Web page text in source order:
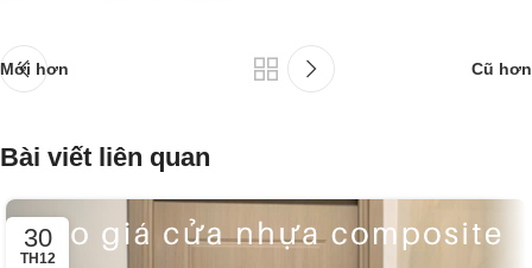
Mới hơn Cũ hơn
Bài viết liên quan
30
TH12